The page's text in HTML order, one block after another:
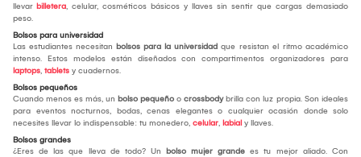
llevar billetera, celular, cosméticos básicos y llaves sin sentir que cargas demasiado
peso.
Bolsos para universidad
Las estudiantes necesitan bolsos para la universidad que resistan el ritmo académico
intenso. Estos modelos están diseñados con compartimentos organizadores para
laptops, tablets y cuadernos.
Bolsos pequeños
Cuando menos es más, un bolso pequeño o crossbodybrilla con luz propia. Son ideales
para eventos nocturnos, bodas, cenas elegantes o cualquier ocasión donde solo
necesites llevar lo indispensable: tu monedero, celular, labial y llaves.
Bolsos grandes
¿Eres de las que lleva de todo? Un bolso mujer grande es tu mejor aliado. Con